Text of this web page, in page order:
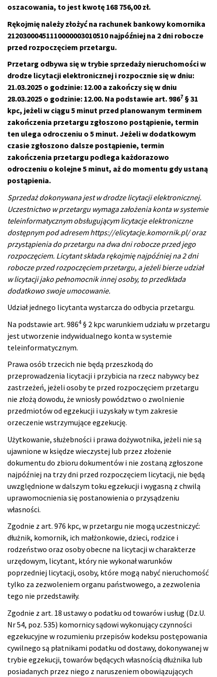
oszacowania, to jest kwotę 168 756,00 zł.
Rękojmię należy złożyć na rachunek bankowy komornika
21203000451110000003010510 najpóźniej na 2 dni robocze
przed rozpoczęciem przetargu.
Przetarg odbywa się w trybie sprzedaży nieruchomości w
drodze licytacji elektronicznej i rozpocznie się w dniu:
21.03.2025 o godzinie: 12.00 a zakończy się w dniu
28.03.2025 o godzinie: 12.00. Na podstawie art. 9867 § 31
kpc, jeżeli w ciągu 5 minut przed planowanym terminem
zakończenia przetargu zgłoszono postąpienie, termin
ten ulega odroczeniu o 5 minut. Jeżeli w dodatkowym
czasie zgłoszono dalsze postąpienie, termin
zakończenia przetargu podlega każdorazowo
odroczeniu o kolejne 5 minut, aż do momentu gdy ustaną
postąpienia.
Sprzedaż dokonywana jest w drodze licytacji elektronicznej.
Uczestnictwo w przetargu wymaga założenia konta w systemie
teleinformatycznym obsługującym licytacje elektroniczne
dostępnym pod adresemhttps://elicytacje.komornik.pl/oraz
przystąpienia do przetargu na dwa dni robocze przed jego
rozpoczęciem. Licytant składa rękojmię najpóźniej na 2 dni
robocze przed rozpoczęciem przetargu, a jeżeli bierze udział
w licytacji jako pełnomocnik innej osoby, to przedkłada
dodatkowo swoje umocowanie.
Udział jednego licytanta wystarcza do odbycia przetargu.
Na podstawie art. 9864 § 2 kpc warunkiem udziału w przetargu
jest utworzenie indywidualnego konta w systemie
teleinformatycznym.
Prawa osób trzecich nie będą przeszkodą do
przeprowadzenia licytacji i przybicia na rzecz nabywcy bez
zastrzeżeń, jeżeli osoby te przed rozpoczęciem przetargu
nie złożą dowodu, że wniosły powództwo o zwolnienie
przedmiotów od egzekucji i uzyskały w tym zakresie
orzeczenie wstrzymujące egzekucję.
Użytkowanie, służebności i prawa dożywotnika, jeżeli nie są
ujawnione w księdze wieczystej lub przez złożenie
dokumentu do zbioru dokumentów i nie zostaną zgłoszone
najpóźniej na trzy dni przed rozpoczęciem licytacji, nie będą
uwzględnione w dalszym toku egzekucji i wygasną z chwilą
uprawomocnienia się postanowienia o przysądzeniu
własności.
Zgodnie z art. 976 kpc, w przetargu nie mogą uczestniczyć:
dłużnik, komornik, ich małżonkowie, dzieci, rodzice i
rodzeństwo oraz osoby obecne na licytacji w charakterze
urzędowym, licytant, który nie wykonał warunków
poprzedniej licytacji, osoby, które mogą nabyć nieruchomość
tylko za zezwoleniem organu państwowego, a zezwolenia
tego nie przedstawiły.
Zgodnie z art. 18 ustawy o podatku od towarów i usług (Dz.U.
Nr 54, poz. 535) komornicy sądowi wykonujący czynności
egzekucyjne w rozumieniu przepisów kodeksu postępowania
cywilnego są płatnikami podatku od dostawy, dokonywanej w
trybie egzekucji, towarów będących własnością dłużnika lub
posiadanych przez niego z naruszeniem obowiązujących